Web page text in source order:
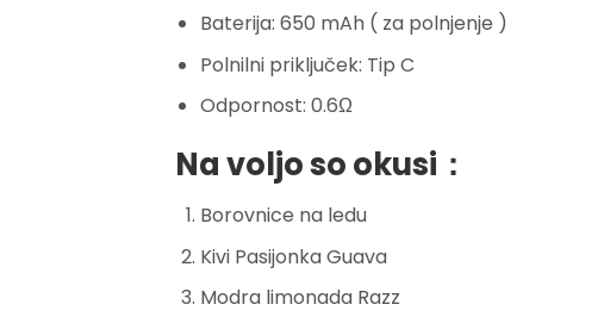
Baterija: 650 mAh ( za polnjenje )
Polnilni priključek: Tip C
Odpornost: 0.6Ω
Na voljo so okusi：
Borovnice na ledu
Kivi Pasijonka Guava
Modra limonada Razz